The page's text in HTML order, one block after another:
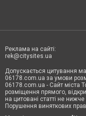
Реклама на сайті:
rek@citysites.ua
Допускається цитування
06178.com.ua за умови
06178.com.ua - Сайт міста
розміщення прямого,
на цитовані статті не
Порушення виняткових